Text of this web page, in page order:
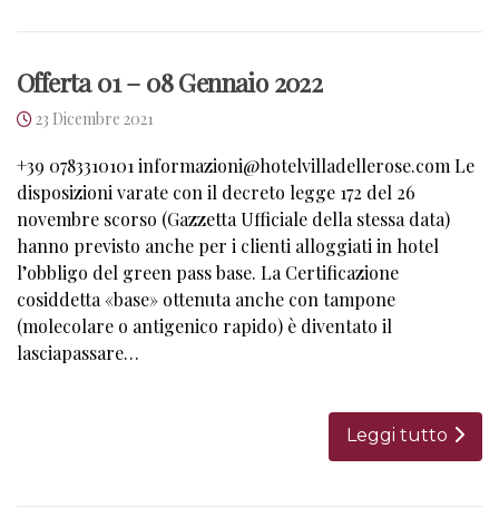
Offerta 01 – 08 Gennaio 2022
23 Dicembre 2021
+39 0783310101 informazioni@hotelvilladellerose.com Le
disposizioni varate con il decreto legge 172 del 26
novembre scorso (Gazzetta Ufficiale della stessa data)
hanno previsto anche per i clienti alloggiati in hotel
l’obbligo del green pass base. La Certificazione
cosiddetta «base» ottenuta anche con tampone
(molecolare o antigenico rapido) è diventato il
lasciapassare…
Leggi tutto